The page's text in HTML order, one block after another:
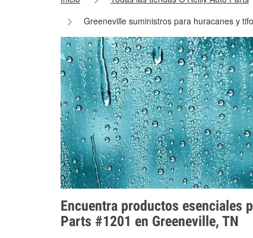
Greeneville suministros para huracanes y
Encuentra productos esenciales
Parts #1201 en Greeneville, TN